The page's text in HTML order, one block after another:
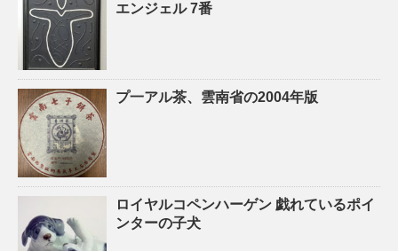
エンジェル 7番
プ一アル茶、雲南省の2004年版
ロイヤルコペンハーゲン 戯れているポイ
ンターの子犬